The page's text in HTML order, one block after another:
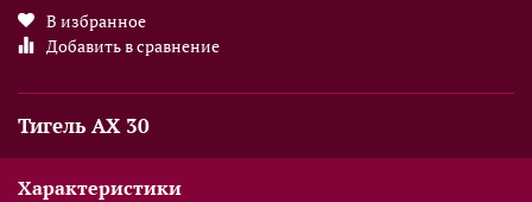
В избранное
Добавить в сравнение
Тигель AX 30
Характеристики